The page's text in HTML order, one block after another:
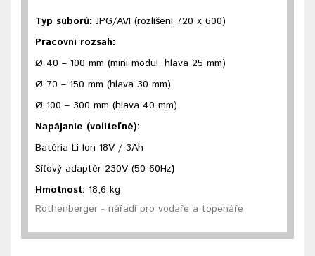
Typ súborů: JPG/AVI (rozlíšení 720 x 600)
Pracovní rozsah:
Ø 40 – 100 mm (mini modul, hlava 25 mm)
Ø 70 – 150 mm (hlava 30 mm)
Ø 100 – 300 mm (hlava 40 mm)
Napájanie (voliteľné):
Batéria Li-Ion 18V / 3Ah
Síťový adaptér 230V (50-60Hz)
Hmotnost: 18,6 kg
Rothenberger - nářadí pro vodaře a topenáře